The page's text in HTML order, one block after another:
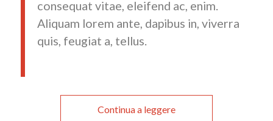
consequat vitae, eleifend ac, enim.
Aliquam lorem ante, dapibus in, viverra
quis, feugiat a, tellus.
Continua a leggere